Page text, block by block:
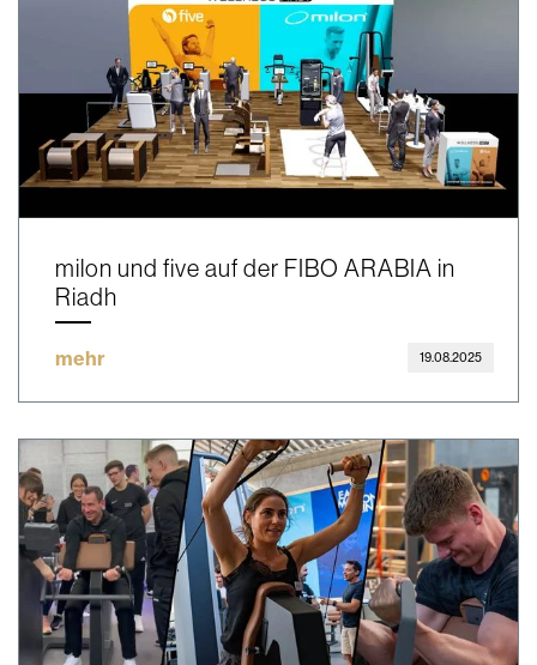
milon und five auf der FIBO ARABIA in
Riadh
mehr 19.08.2025